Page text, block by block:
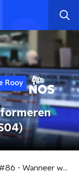
Rooy
#86 - Wanneer wordt formeren eindelijk elimineren? (S04)